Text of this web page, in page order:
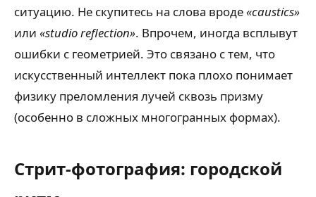
ситуацию. Не скупитесь на слова вроде«caustics»
или «studio reflection». Впрочем, иногда всплывут
ошибки с геометрией. Это связано с тем, что
искусственный интеллект пока плохо понимает
физику преломления лучей сквозь призму
(особенно в сложных многогранных формах).
Стрит-фотография: городской